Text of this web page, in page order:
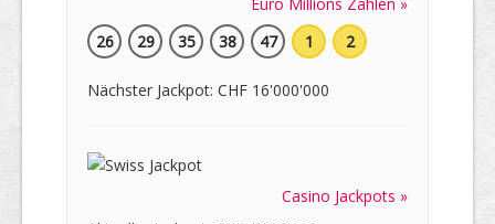
Euro Millions Zahlen »
26
29 35 38 47 1 2
Nächster Jackpot: CHF 16'000'000
Casino Jackpots »